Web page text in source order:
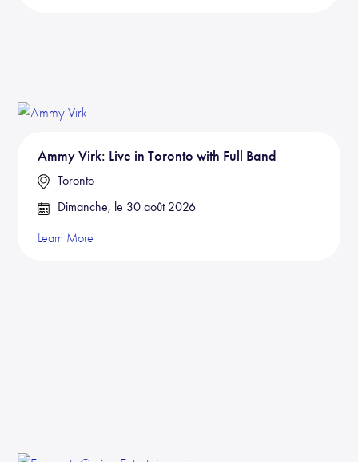
Ammy Virk: Live in Toronto with Full Band
Toronto
Dimanche, le 30 août 2026
Learn More